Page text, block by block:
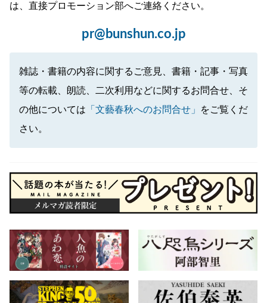
は、直接プロモーション部へご連絡ください。
pr@bunshun.co.jp
雑誌・書籍の内容に関するご意見、書籍・記事・写真
等の転載、朗読、二次利用などに関するお問合せ、そ
の他については 「文藝春秋へのお問合せ」
をご覧くだ
さい。